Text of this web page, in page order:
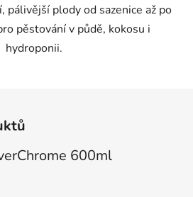
pálivější plody od sazenice až po
pěstování v půdě, kokosu i
hydroponii.
600ml
z 5 hvězdiček.